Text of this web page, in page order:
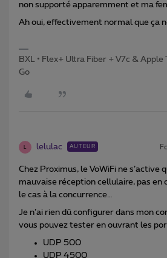
non supporté apparemment et ma
Ah oui, effectivement normal que ça
BXL • Flex+ Ultra Fiber + V7c & Apple
Go
L lelulac AUTEUR
Chez Proximus, le VoWiFi ne s’active
mauvaise réception cellulaire, pas en
le cas à la concurrence…
Je n’ai rien dû configurer dans mon
vous pouvez tester en ouvrant les
UDP 500
UDP 4500